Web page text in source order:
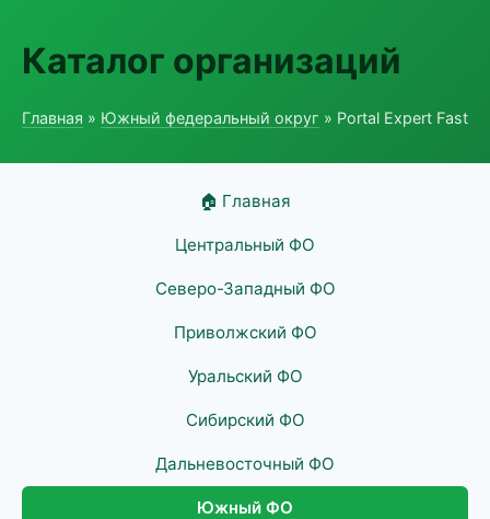
Каталог организаций
Главная » Южный федеральный округ » Portal Expert Fast
🏠 Главная
Центральный ФО
Северо-Западный ФО
Приволжский ФО
Уральский ФО
Сибирский ФО
Дальневосточный ФО
Южный ФО